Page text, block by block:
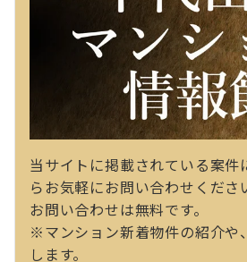
当サイトに掲載されている案件
らお気軽にお問い合わせくださ
お問い合わせは無料です。
※マンション新着物件の紹介や
します。